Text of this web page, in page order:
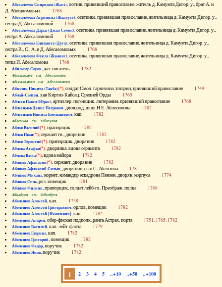
Абесаломов Спиридон (Жага), осетин, принявший православие, житель д. Камумта Дигор. у., брат А. и
Д. Абесаломовых 1768
Абесаломова Агрипина (Жантуте), осетинка, принявшая православие, жительница д. Камумта Дигор. у.,
сестра Д. Абесаломовой 1768
Абесаломова Дарья (Джан Семен), осетинка, принявшая православие, жительница д. Камумта Дигор. у.,
сестра А. Абесаломовой 1768
Абесаломова Елизавета (Дуга), осетинка, принявшая православие, жительница д. Камумта Дигор. у.,
сестра В., С., А. и Д. Абесаломовых 1768
Абесаломова Фекла (Жамкис), осетинка, принявшая православие, жительница д. Камумта Дигор. у.,
тетка И. Абесаломова 1768
Абильгор Серен, дат. писатель 1782
Абисаломов см. Абесаломов
Абисаломова см. Абесаломова
Абкузин Никита (Танба)(*), солдат Смол. гарнизона, татарин, принявший православие 1749
Аблай-Салтан, хан Киргиз-Кайсац. Средней Орды 1765
Аблеев Павел (Юрас), артиллер. погонщик, лютеранин, принявший православие 1768
Аблесимов Денис Петрович, двоюрод. дядя Н.Е. Аблесимова 1782
Аблесимов Никита Емельянович, кап. 1782
Аблеухов см. Облеухов
Аблов Василий(*), прапорщик 1782
Аблов Иван(*), сержант гв., дворянин 1782
Аблов Терентий(*), прапорщик, дворянин 1782
Аблова Агафья(*), дворянка, вдова сержанта 1782
Аблова Васса(*), вдова майора 1782
Аблязов Афанасий(*), сержант, дворянин 1782
Аблязов Афанасий Силыч, дворянин, сын С. Аблязова 1781
Аблязов Михаил, корнет, командир эскадрона Пензен. дворян. корпуса 1774
Аблязов Сила, ряз. помещик 1781
Аблязов Филипп, прапорщик, солдат лейб-гв. Преображ. полка 1768
Аболдуев см. Оболдуев
Аболешев Алексей, кап. 1758
Аболешев Алексей Григорьевич, орлов. помещик 1782
Аболешев Алексей [Яковлевич], кап. 1782
Аболешев Андрей, обер-фискал подполк. ранга Астрах. порта 1751, 1765, 1782
Аболешев Василий, кап.-лейт. флота 1779
Аболешев Гавриил, кап. 1782
Аболешев Григорий, помещик 1782
Аболешев Федор, поручик 1782
Аболешев Яков, поручик 1782
1 2 3 4 5 ..+10 ..+50 ..+100